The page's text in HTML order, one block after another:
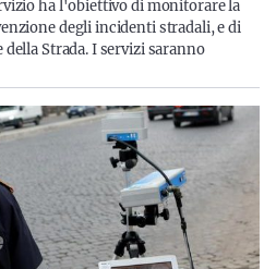
ha l'obiettivo di monitorare la
degli incidenti stradali, e di
Strada. I servizi saranno